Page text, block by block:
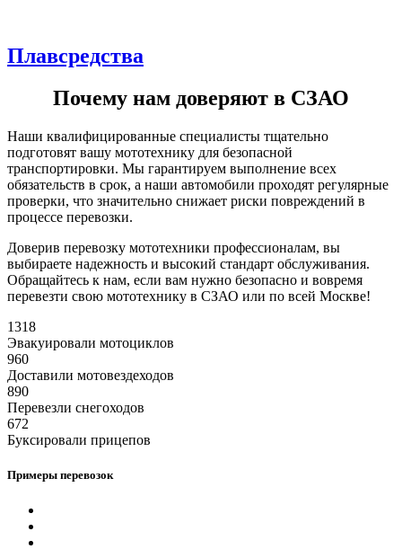
Плавсредства
Почему нам доверяют в СЗАО
Наши квалифицированные специалисты тщательно
подготовят вашу мототехнику для безопасной
транспортировки. Мы гарантируем выполнение всех
обязательств в срок, а наши автомобили проходят регулярные
проверки, что значительно снижает риски повреждений в
процессе перевозки.
Доверив перевозку мототехники профессионалам, вы
выбираете надежность и высокий стандарт обслуживания.
Обращайтесь к нам, если вам нужно безопасно и вовремя
перевезти свою мототехнику в СЗАО или по всей Москве!
1318
Эвакуировали мотоциклов
960
Доставили мотовездеходов
890
Перевезли снегоходов
672
Буксировали прицепов
Примеры перевозок